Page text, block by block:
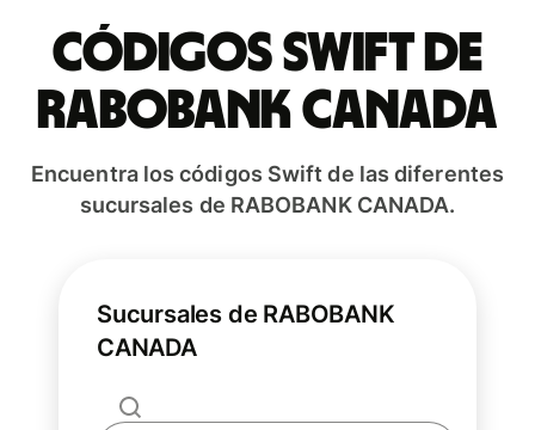
Códigos Swift de
RABOBANK CANADA
Encuentra los códigos Swift de las diferentes
sucursales de RABOBANK CANADA.
Sucursales de RABOBANK
CANADA